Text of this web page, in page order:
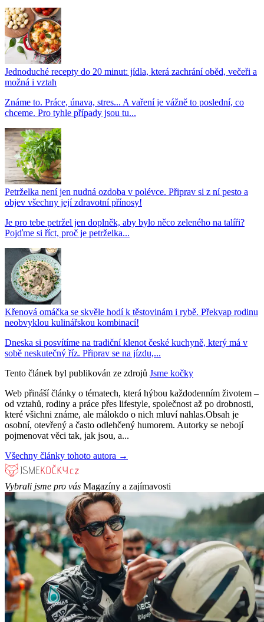
Jednoduché recepty do 20 minut: jídla, která zachrání oběd, večeři a
možná i vztah
Známe to. Práce, únava, stres... A vaření je vážně to poslední, co
chceme. Pro tyhle případy jsou tu...
Petrželka není jen nudná ozdoba v polévce. Připrav si z ní pesto a
objev všechny její zdravotní přínosy!
Je pro tebe petržel jen doplněk, aby bylo něco zeleného na talíři?
Pojďme si říct, proč je petrželka...
Křenová omáčka se skvěle hodí k těstovinám i rybě. Překvap rodinu
neobvyklou kulinářskou kombinací!
Dneska si posvítíme na tradiční klenot české kuchyně, který má v
sobě neskutečný říz. Připrav se na jízdu,...
Tento článek byl publikován ze zdrojů Jsme kočky
Web přináší články o tématech, která hýbou každodenním životem –
od vztahů, rodiny a práce přes lifestyle, společnost až po drobnosti,
které všichni známe, ale málokdo o nich mluví nahlas.Obsah je
osobní, otevřený a často odlehčený humorem. Autorky se nebojí
pojmenovat věci tak, jak jsou, a...
Všechny články tohoto autora →
Vybrali jsme pro vás Magazíny a zajímavosti